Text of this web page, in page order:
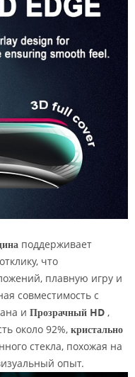
поддерживает
что
плавную игру и
совместимость с
и Прозрачный HD ,
около 92%, кристально
стекла, похожая на
опыт.